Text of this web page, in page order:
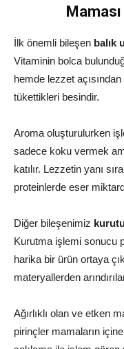
İlk önemli bileşen balık
Vitaminin bolca
hemde lezzet
tükettikleri besindir.
Aroma oluşturulurken
sadece koku vermek
katılır. Lezzetin yanı
proteinlerde eser
Diğer bileşenimiz
Kurutma işlemi sonucu
harika bir ürün ortaya
materyallerden
Ağırlıklı olan ve etken
pirinçler mamaların